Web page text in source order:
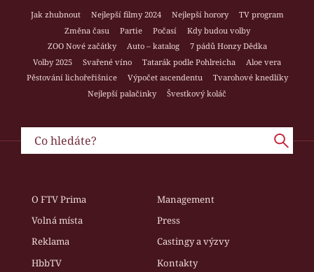
Jak zhubnout Nejlepší filmy 2024 Nejlepší horory
TV program
Změna času
Partie Počasí
Kdy budou volby
ZOO Nové začátky
Auto – katalog
7 pádů Honzy Dědka
Volby 2025
Svařené víno Tatarák podle Pohlreicha
Aloe vera
Pěstování lichořeřišnice
Výpočet ascendentu
Tvarohové knedlíky
Nejlepší palačinky
Švestkový koláč
O FTV Prima
Management
Volná místa
Press
Reklama
Castingy a výzvy
HbbTV
Kontakty